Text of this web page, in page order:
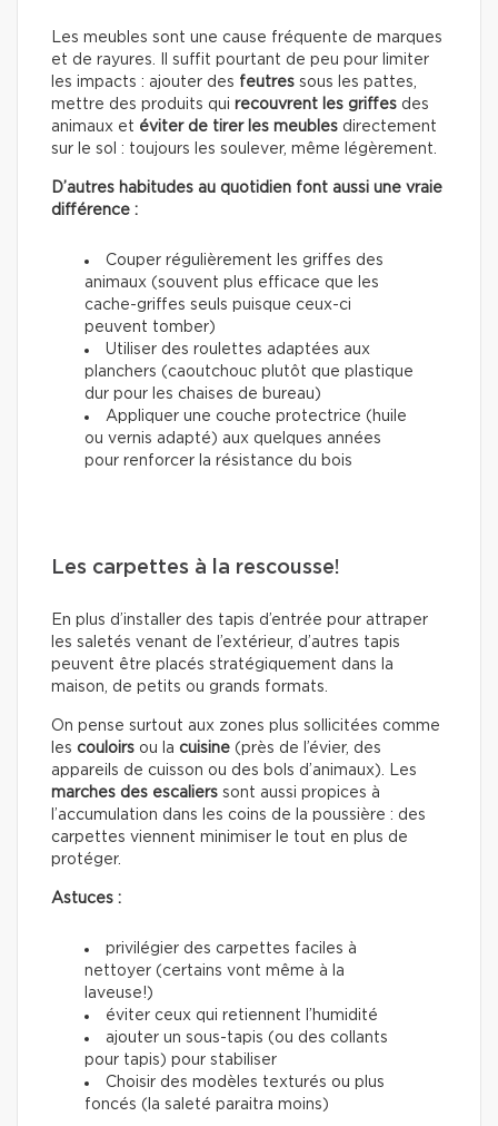
Les meubles sont une cause fréquente de marques
et de rayures. Il suffit pourtant de peu pour limiter
les impacts : ajouter des feutres sous les pattes,
mettre des produits qui recouvrent les griffes des
animaux et éviter de tirer les meubles directement
sur le sol : toujours les soulever, même légèrement.
D’autres habitudes au quotidien font aussi une vraie
différence :
Couper régulièrement les griffes des
animaux (souvent plus efficace que les
cache-griffes seuls puisque ceux-ci
peuvent tomber)
Utiliser des roulettes adaptées aux
planchers (caoutchouc plutôt que plastique
dur pour les chaises de bureau)
Appliquer une couche protectrice (huile
ou vernis adapté) aux quelques années
pour renforcer la résistance du bois
Les carpettes à la rescousse!
En plus d’installer des tapis d’entrée pour attraper
les saletés venant de l’extérieur, d’autres tapis
peuvent être placés stratégiquement dans la
maison, de petits ou grands formats.
On pense surtout aux zones plus sollicitées comme
les couloirs ou la cuisine (près de l’évier, des
appareils de cuisson ou des bols d’animaux). Les
marches des escaliers sont aussi propices à
l’accumulation dans les coins de la poussière : des
carpettes viennent minimiser le tout en plus de
protéger.
Astuces :
privilégier des carpettes faciles à
nettoyer (certains vont même à la
laveuse!)
éviter ceux qui retiennent l’humidité
ajouter un sous-tapis (ou des collants
pour tapis) pour stabiliser
Choisir des modèles texturés ou plus
foncés (la saleté paraitra moins)